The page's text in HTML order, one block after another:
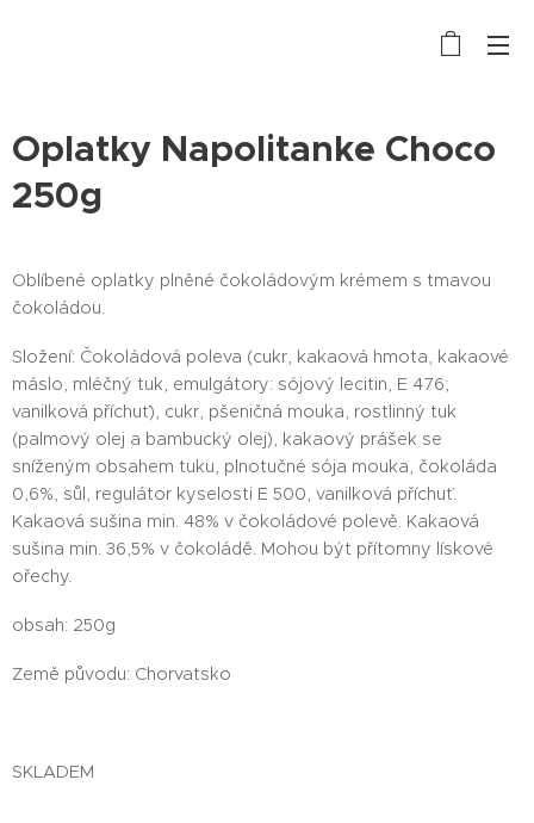
Oplatky Napolitanke Choco
250g
Oblíbené oplatky plněné čokoládovým krémem s tmavou
čokoládou.
Složení: Čokoládová poleva (cukr, kakaová hmota, kakaové
máslo, mléčný tuk, emulgátory: sójový lecitin, E 476;
vanilková příchuť), cukr, pšeničná mouka, rostlinný tuk
(palmový olej a bambucký olej), kakaový prášek se
sníženým obsahem tuku, plnotučné sója mouka, čokoláda
0,6%, sůl, regulátor kyselosti E 500, vanilková příchuť.
Kakaová sušina min. 48% v čokoládové polevě. Kakaová
sušina min. 36,5% v čokoládě. Mohou být přítomny lískové
ořechy.
obsah: 250g
Země původu: Chorvatsko
SKLADEM